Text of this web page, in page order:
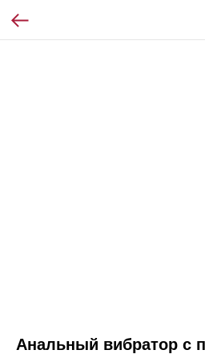
Анальный вибратор с